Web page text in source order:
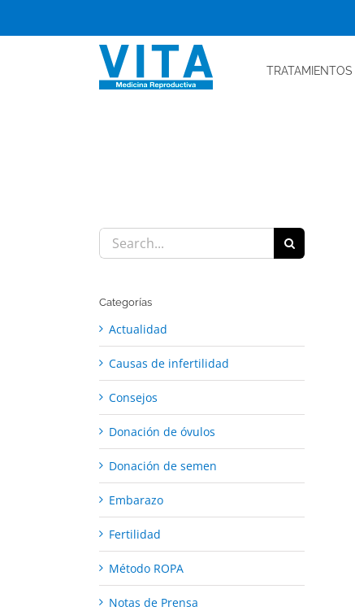
TRATAMIENTOS
Search
for:
Categorías
Actualidad
Causas de infertilidad
Consejos
Donación de óvulos
Donación de semen
Embarazo
Fertilidad
Método ROPA
Notas de Prensa